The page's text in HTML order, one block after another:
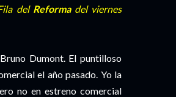
del Reformadel viernes
Dumont. El puntilloso
el año pasado. Yo la
no en estreno comercial